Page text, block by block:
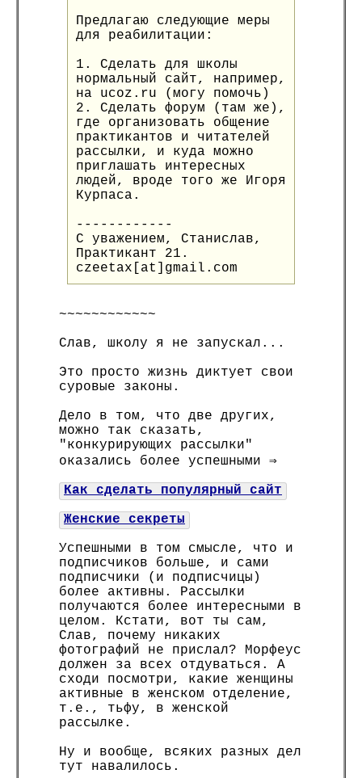
Предлагаю следующие меры
для реабилитации:
1. Сделать для школы
нормальный сайт, например,
на ucoz.ru (могу помочь)
2. Сделать форум (там же),
где организовать общение
практикантов и читателей
рассылки, и куда можно
приглашать интересных
людей, вроде того же Игоря
Курпаса.
------------
С уважением, Станислав,
Практикант 21.
czeetax[at]gmail.com
~~~~~~~~~~~~
Слав, школу я не запускал...
Это просто жизнь диктует свои
суровые законы.
Дело в том, что две других,
можно так сказать,
"конкурирующих рассылки"
оказались более успешными ⇒
Как сделать популярный сайт
Женские секреты
Успешными в том смысле, что и
подписчиков больше, и сами
подписчики (и подписчицы)
более активны. Рассылки
получаются более интересными в
целом. Кстати, вот ты сам,
Слав, почему никаких
фотографий не прислал? Морфеус
должен за всех отдуваться. А
сходи посмотри, какие женщины
активные в женском отделение,
т.е., тьфу, в женской
рассылке.
Ну и вообще, всяких разных дел
тут навалилось.